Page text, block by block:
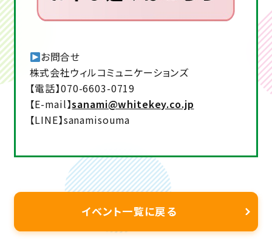
お問合せ
株式会社ウィルコミュニケーションズ
【電話】070-6603-0719
【E-mail】sanami@whitekey.co.jp
【LINE】sanamisouma
イベント一覧に戻る